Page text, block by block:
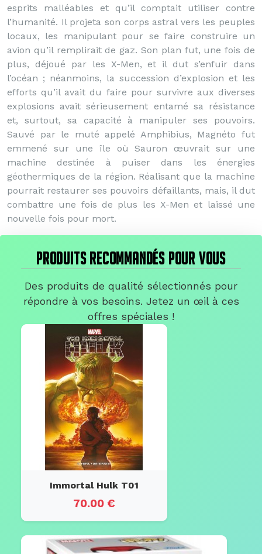
esprits malléables et qu’il comptait utiliser contre
l’humanité. Il projeta son corps astral vers les peuples
locaux, les manipulant pour se faire construire un
avion qu’il remplirait de gaz. Son plan fut, une fois de
plus, déjoué par les X-Men, et il dut s’enfuir dans
l’océan ; néanmoins, la succession d’explosion et les
efforts qu’il avait du faire pour survivre aux diverses
explosions avait sérieusement entamé sa résistance
et, surtout, sa capacité à manipuler ses pouvoirs.
Sauvé par le muté appelé Amphibius, Magnéto fut
emmené sur une île où Sauron œuvrait sur une
machine destinée à puiser dans les énergies
géothermiques de la région. Réalisant que la machine
pourrait restaurer ses pouvoirs défaillants, mais, il dut
combattre une fois de plus les X-Men et laissé une
nouvelle fois pour mort.
PRODUITS RECOMMANDÉS POUR VOUS
Des produits de qualité sélectionnés pour
répondre à vos besoins. Jetez un œil à ces
offres spéciales !
Immortal Hulk T01
70.00 €